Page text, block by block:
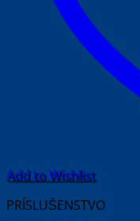
Add to Wishlist
PRÍSLUŠENSTVO